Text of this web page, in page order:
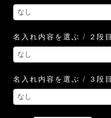
名入れ内容を選ぶ / ２段目
名入れ内容を選ぶ / ３段目